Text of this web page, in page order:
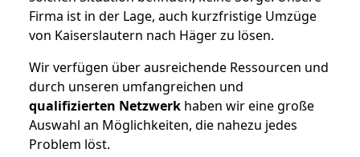
Firma ist in der Lage, auch kurzfristige Umzüge
von Kaiserslautern nach Häger zu lösen.
Wir verfügen über ausreichende Ressourcen und
durch unseren umfangreichen und
qualifizierten Netzwerk haben wir eine große
Auswahl an Möglichkeiten, die nahezu jedes
Problem löst.